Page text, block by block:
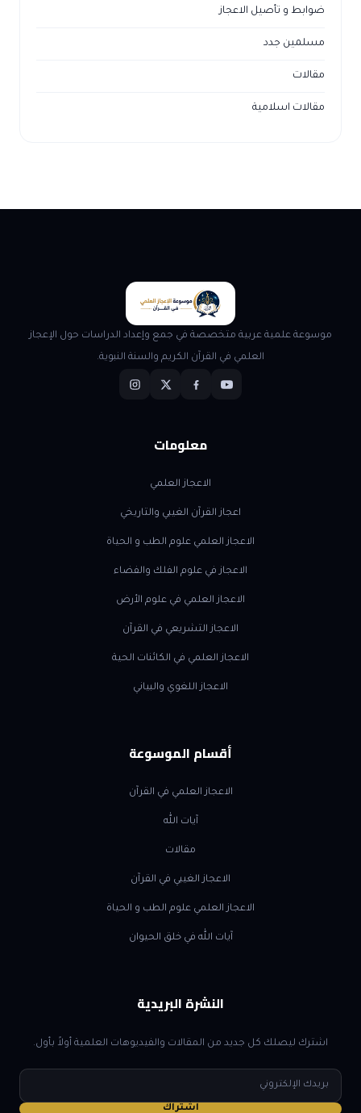
ضوابط و تأصيل الاعجاز
مسلمين جدد
مقالات
مقالات اسلامية
موسوعة علمية عربية متخصصة في جمع وإعداد الدراسات حول الإعجاز
العلمي في القرآن الكريم والسنة النبوية.
معلومات
الاعجاز العلمي
اعجاز القرآن الغيبي والتاريخي
الاعجاز العلمي علوم الطب و الحياة
الاعجاز في علوم الفلك والفضاء
الاعجاز العلمي في علوم الأرض
الاعجاز التشريعي في القرآن
الاعجاز العلمي في الكائنات الحية
الاعجاز اللغوي والبياني
أقسام الموسوعة
الاعجاز العلمي في القرآن
آيات الله
مقالات
الاعجاز الغيبي في القرآن
الاعجاز العلمي علوم الطب و الحياة
آيات الله في خلق الحيوان
النشرة البريدية
اشترك ليصلك كل جديد من المقالات والفيديوهات العلمية أولاً بأول.
البريد
الإلكتروني
اشتراك